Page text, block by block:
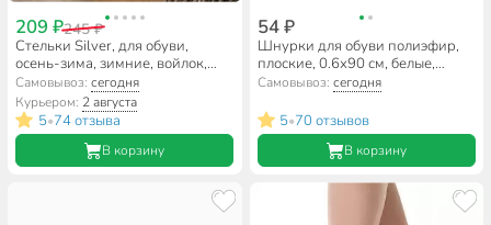
209 ₽245 ₽
Стельки Silver, для обуви,
осень-зима, зимние, войлок,
TB1006-00
Самовывоз:сегодня
Курьером: 2 августа
5•74 отзыва
В корзину
54 ₽
Шнурки для обуви полиэфир,
плоские, 0.6х90 см, белые,
В340_6/100
Самовывоз: сегодня
5•70 отзывов
В корзину